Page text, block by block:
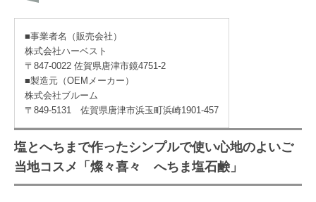
■事業者名（販売会社）
株式会社ハーベスト
〒847-0022 佐賀県唐津市鏡4751-2
■製造元（OEMメーカー）
株式会社ブルーム
〒849-5131 佐賀県唐津市浜玉町浜崎1901-457
塩とへちまで作ったシンプルで使い心地のよいご
当地コスメ「燦々喜々 へちま塩石鹸」